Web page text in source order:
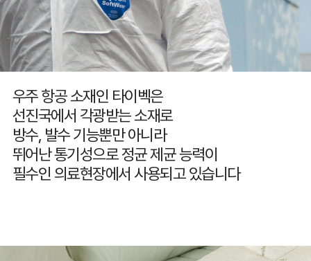
우주 항공 소재인 타이벡은
선진국에서 각광받는 소재로
방수, 발수 기능뿐만 아니라
뛰어난 통기성으로 정균 제균 능력이
필수인 의료현장에서 사용되고 있습니다